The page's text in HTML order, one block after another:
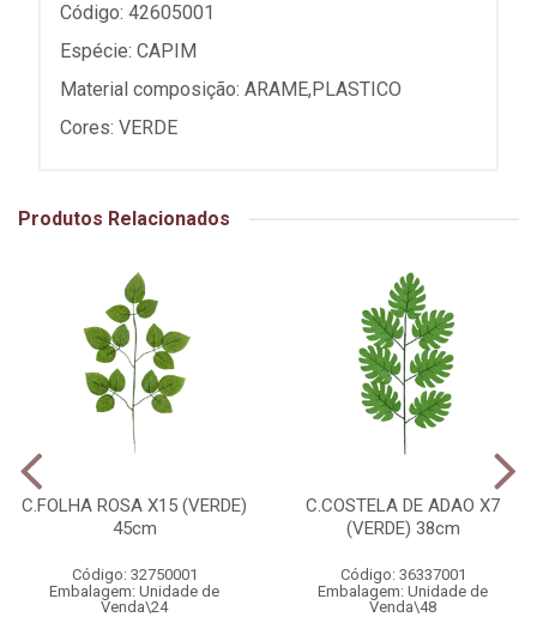
Código: 42605001
Espécie: CAPIM
Material composição: ARAME,PLASTICO
Cores: VERDE
Produtos Relacionados
C.FOLHA ROSA X15 (VERDE)
45cm
Código: 32750001
Embalagem: Unidade de
Venda\24
C.COSTELA DE ADAO X7
(VERDE) 38cm
Código: 36337001
Embalagem: Unidade de
Venda\48